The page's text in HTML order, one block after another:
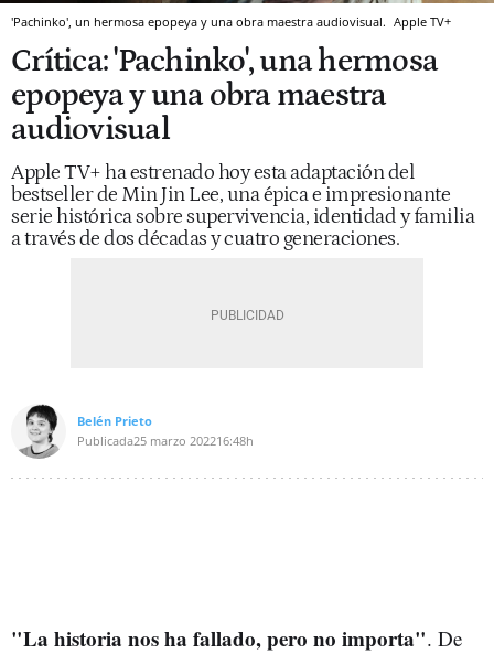
'Pachinko', un hermosa epopeya y una obra maestra audiovisual. Apple TV+
Crítica: 'Pachinko', una hermosa
epopeya y una obra maestra
audiovisual
Apple TV+ ha estrenado hoy esta adaptación del
bestseller de Min Jin Lee, una épica e impresionante
serie histórica sobre supervivencia, identidad y familia
a través de dos décadas y cuatro generaciones.
Belén Prieto
Publicada25 marzo 202216:48h
"La historia nos ha fallado, pero no importa". De